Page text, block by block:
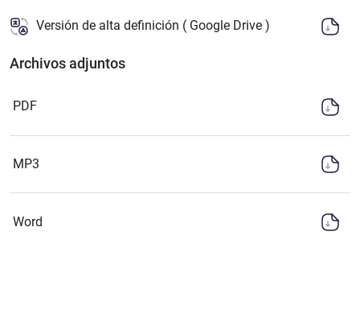
Versión de alta definición ( Google Drive )
Archivos adjuntos
PDF
MP3
Word